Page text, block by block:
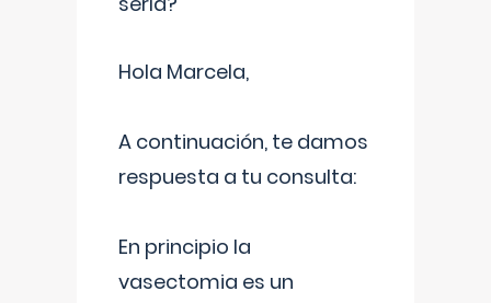
Hola Marcela,
A continuación, te damos
respuesta a tu consulta:
En principio la
vasectomia es un